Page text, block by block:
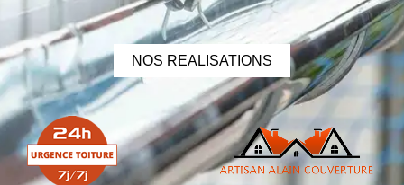
NOS REALISATIONS